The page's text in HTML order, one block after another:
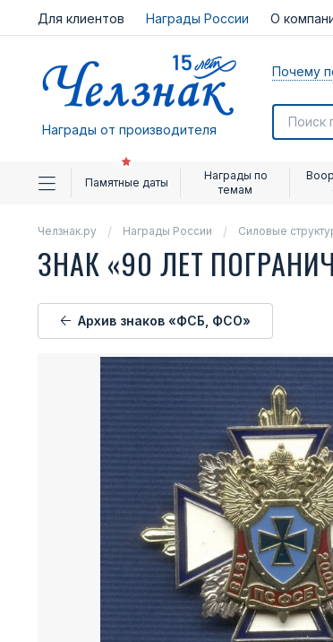
Для клиентов Награды России О
Награды от производителя
Почему
Памятные даты
Награды по
темам
Челзнак.ру Награды России Силовые
ЗНАК «90 ЛЕТ
Архив знаков «ФСБ, ФСО»